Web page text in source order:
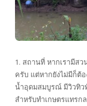
1. สถานที่ หากเรามีส
ครับ แต่หากยังไม่มีก็ต้
น้ำอุดมสมบูรณ์ มีวิวทิว
สำหรับทำเกษตรแทรก